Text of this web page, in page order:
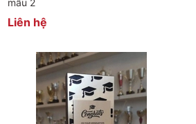
mẫu 2
Liên hệ